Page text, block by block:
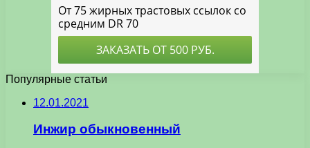
Популярные статьи
12.01.2021
Инжир обыкновенный